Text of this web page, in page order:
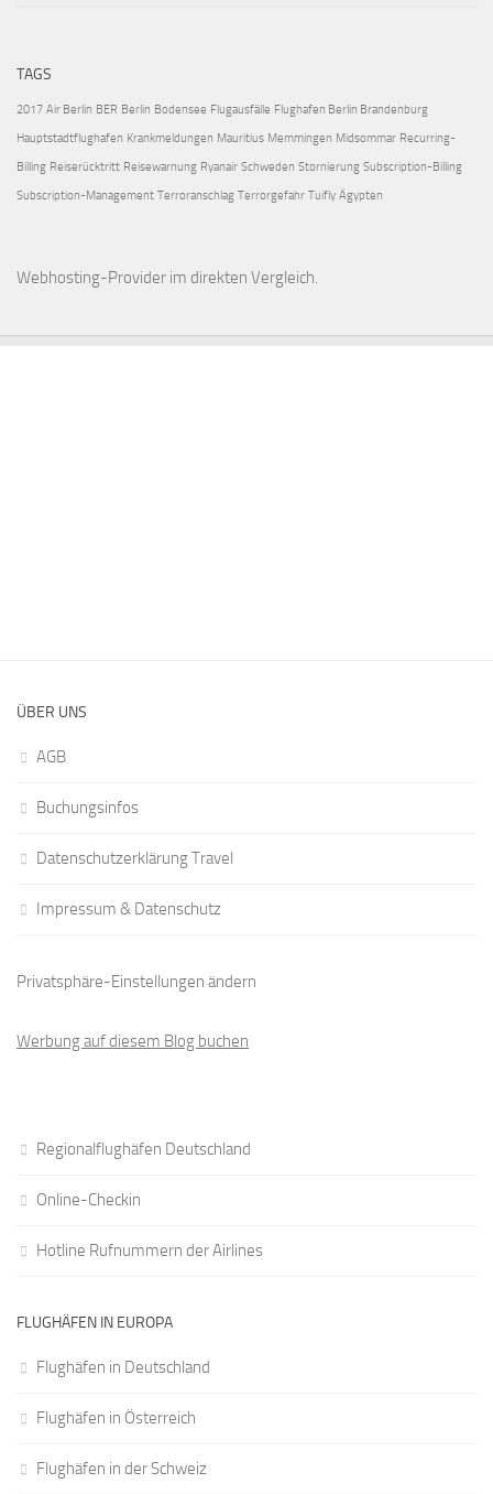
TAGS
2017 Air Berlin BER Berlin Bodensee Flugausfälle Flughafen Berlin Brandenburg
Hauptstadtflughafen Krankmeldungen Mauritius Memmingen Midsommar Recurring-
Billing Reiserücktritt Reisewarnung Ryanair Schweden Stornierung Subscription-Billing
Subscription-Management Terroranschlag Terrorgefahr Tuifly Ägypten
Webhosting-Provider im direkten Vergleich.
ÜBER UNS
AGB
Buchungsinfos
Datenschutzerklärung Travel
Impressum & Datenschutz
Privatsphäre-Einstellungen ändern
Werbung auf diesem Blog buchen
Regionalflughäfen Deutschland
Online-Checkin
Hotline Rufnummern der Airlines
FLUGHÄFEN IN EUROPA
Flughäfen in Deutschland
Flughäfen in Österreich
Flughäfen in der Schweiz